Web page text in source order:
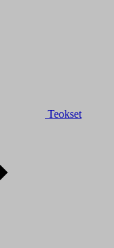
Teokset